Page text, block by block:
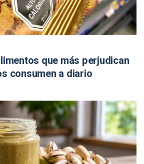
que más perjudican
consumen a diario